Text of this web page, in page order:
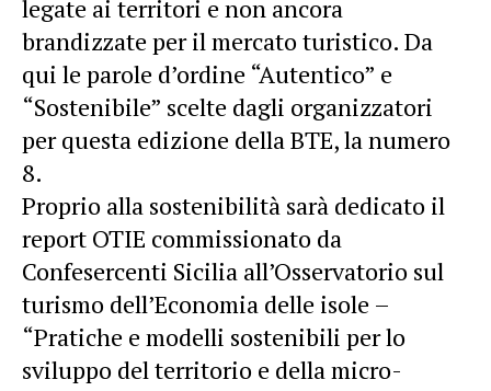
legate ai territori e non ancora
brandizzate per il mercato turistico. Da
qui le parole d’ordine “Autentico” e
“Sostenibile” scelte dagli organizzatori
per questa edizione della BTE, la numero
8.
Proprio alla sostenibilità sarà dedicato il
report OTIE commissionato da
Confesercenti Sicilia all’Osservatorio sul
turismo dell’Economia delle isole –
“Pratiche e modelli sostenibili per lo
sviluppo del territorio e della micro-